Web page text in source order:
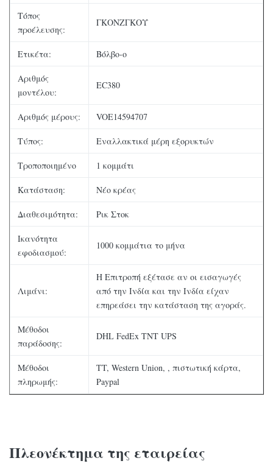
Τόπος
προέλευσης:
ΓΚΟΝΖΓΚΟΥ
Ετικέτα: Βόλβο-ο
Αριθμός
μοντέλου:
EC380
Αριθμός μέρους: VOE14594707
Τύπος: Εναλλακτικά μέρη εξορυκτών
Τροποποιημένο 1 κομμάτι
Κατάσταση: Νέο κρέας
Διαθεσιμότητα: Ρικ Στοκ
Ικανότητα
εφοδιασμού:
1000 κομμάτια το μήνα
Λιμάνι:
Η Επιτροπή εξέτασε αν οι εισαγωγές
από την Ινδία και την Ινδία είχαν
επηρεάσει την κατάσταση της αγοράς.
Μέθοδοι
παράδοσης:
DHL FedEx TNT UPS
Μέθοδοι
πληρωμής:
TT, Western Union, , πιστωτική κάρτα,
Paypal
Πλεονέκτημα της εταιρείας